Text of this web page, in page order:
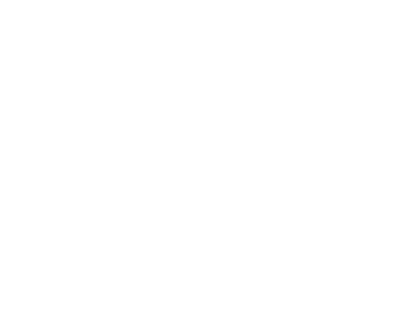
vistazo al itinerario a continuación!
condiciones meteorológicas.
preparados para diferentes condiciones climáticas.
Everest? Entonces envía una solicitud para reservar
gratificantes de la vida.
puedes unirte a mí en esta